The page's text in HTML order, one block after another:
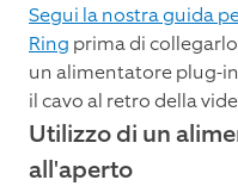
Segui la nostra guida
Ring prima di
un alimentatore plug-
il cavo al retro della
Utilizzo di un
all'aperto